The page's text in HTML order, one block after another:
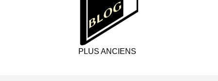
PLUS ANCIENS